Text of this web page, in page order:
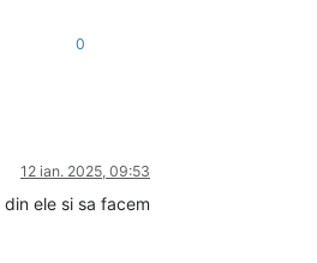
0
12 ian. 2025, 09:53
ele si sa facem